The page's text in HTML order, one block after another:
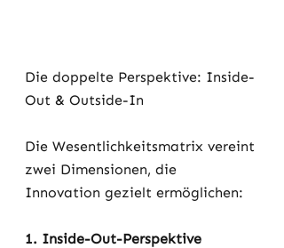
Die doppelte Perspektive: Inside-
Out & Outside-In
Die Wesentlichkeitsmatrix vereint
zwei Dimensionen, die
Innovation gezielt ermöglichen:
1. Inside-Out-Perspektive